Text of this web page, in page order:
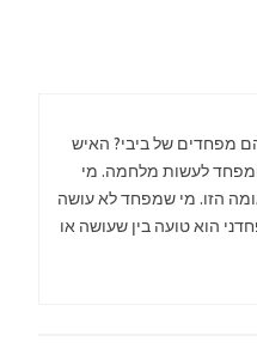
מפחדים של ביבי? האיש
לעשות מלחמה. מי
הזו. מי שמפחד לא עושה
הוא טועה בין שעושה או